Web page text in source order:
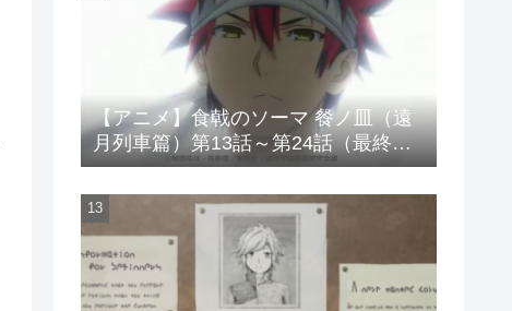
【アニメ】食戟のソーマ 餐ノ皿（遠
月列車篇）第13話～第24話（最終
話）の感想